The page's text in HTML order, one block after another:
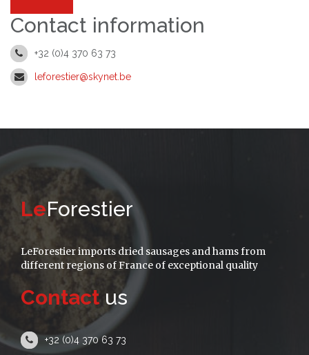
Contact information
+32 (0)4 370 63 73
leforestier@skynet.be
LeForestier
LeForestier imports dried sausages and hams from
different regions of France of exceptional quality
Contactus
+32 (0)4 370 63 73